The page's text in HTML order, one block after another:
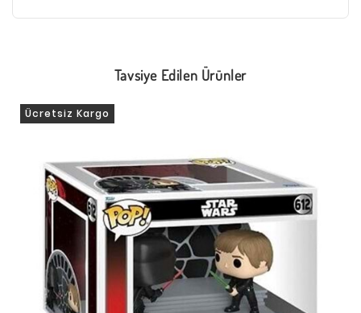
Tavsiye Edilen Ürünler
Ücretsiz Kargo